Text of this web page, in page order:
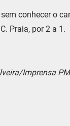
conhecer o
Praia, por 2 a 1.
Imprensa